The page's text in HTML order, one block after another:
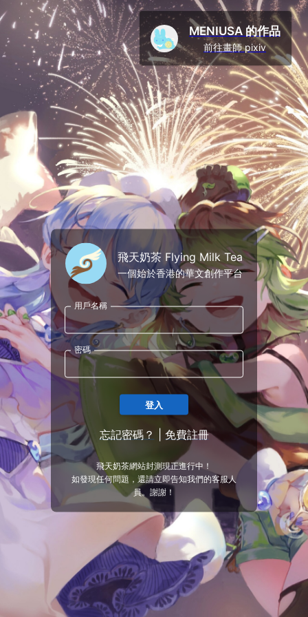
飛天奶茶 Flying Milk Tea
一個始於香港的華文創作平台
用戶名稱
密碼
登入
忘記密碼？ 免費註冊
飛天奶茶網站封測現正進行中！
如發現任何問題，還請立即告知我們的客服人
員。謝謝！
MENIUSA 的作品
前往畫師 pixiv